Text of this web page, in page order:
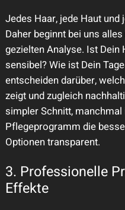
Jedes Haar, jede Haut
Daher beginnt bei uns
gezielten Analyse. Ist
sensibel? Wie ist Dein
entscheiden darüber,
zeigt und zugleich
simpler Schnitt,
Pflegeprogramm die
Optionen transparent.
3. Professionelle
Effekte